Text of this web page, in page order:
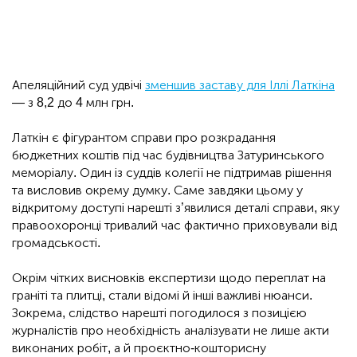
Апеляційний суд удвічі зменшив заставу для Іллі Латкіна
— з 8,2 до 4 млн грн.
Латкін є фігурантом справи про розкрадання
бюджетних коштів під час будівництва Затуринського
меморіалу. Один із суддів колегії не підтримав рішення
та висловив окрему думку. Саме завдяки цьому у
відкритому доступі нарешті з’явилися деталі справи, яку
правоохоронці тривалий час фактично приховували від
громадськості.
Окрім чітких висновків експертизи щодо переплат на
граніті та плитці, стали відомі й інші важливі нюанси.
Зокрема, слідство нарешті погодилося з позицією
журналістів про необхідність аналізувати не лише акти
виконаних робіт, а й проєктно-кошторисну